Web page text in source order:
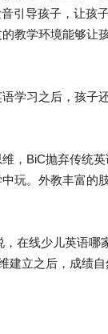
引导孩子，让孩
教学环境能够让
习之后，孩子
BiC抛弃传统英
玩。外教丰富的
线少儿英语哪
立之后，成绩自